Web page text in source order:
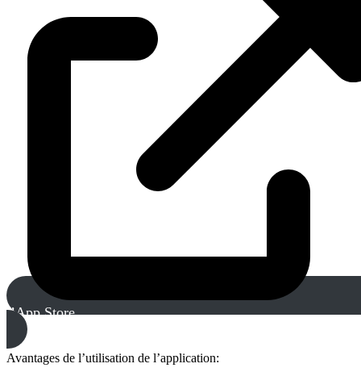
l’App Store
Avantages de l’utilisation de l’application: